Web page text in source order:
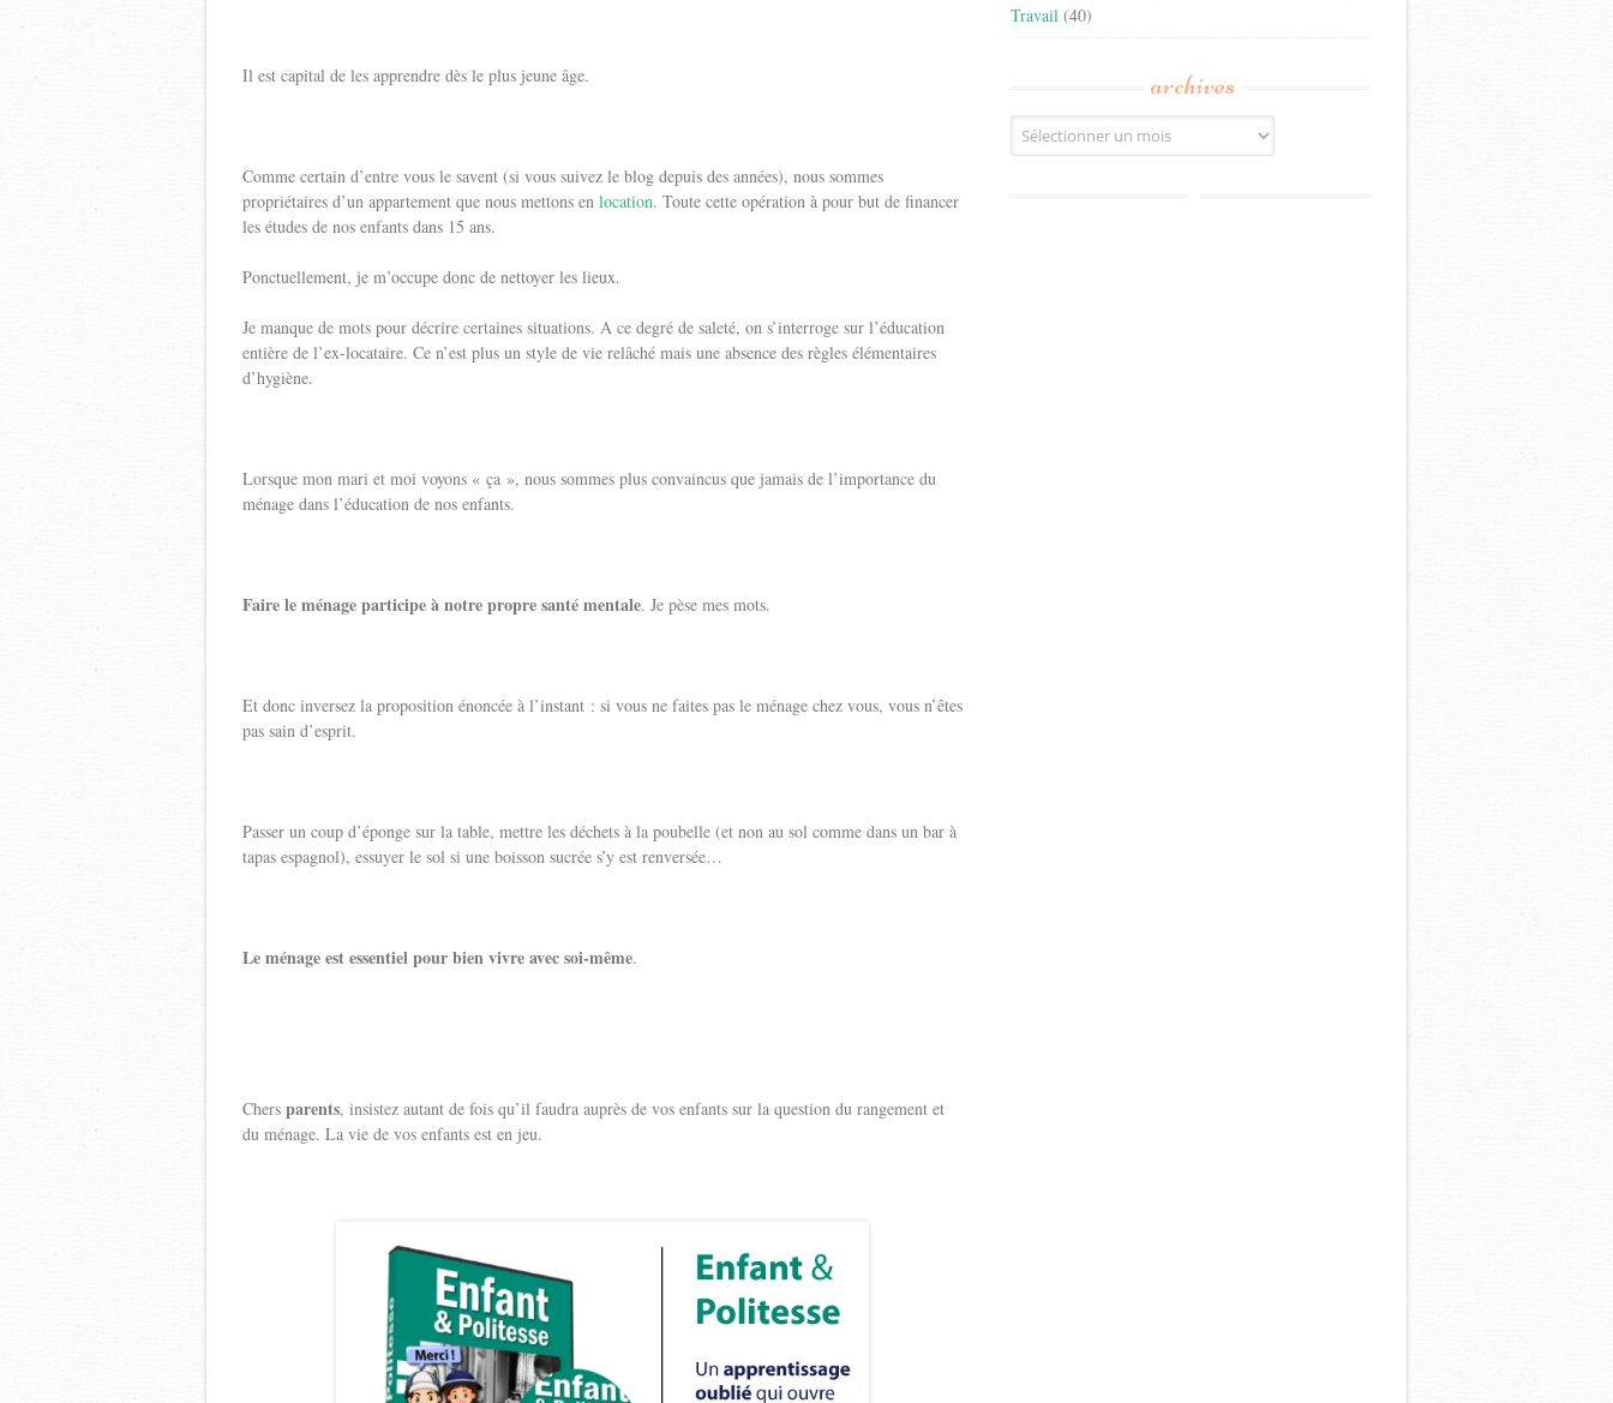
Il est capital de les apprendre dès le plus jeune âge.
Comme certain d’entre vous le savent (si vous suivez le blog depuis des années), nous sommes
propriétaires d’un appartement que nous mettons en location. Toute cette opération à pour but de financer
les études de nos enfants dans 15 ans.
Ponctuellement, je m’occupe donc de nettoyer les lieux.
Je manque de mots pour décrire certaines situations. A ce degré de saleté, on s’interroge sur l’éducation
entière de l’ex-locataire. Ce n’est plus un style de vie relâché mais une absence des règles élémentaires
d’hygiène.
Lorsque mon mari et moi voyons « ça », nous sommes plus convaincus que jamais de l’importance du
ménage dans l’éducation de nos enfants.
Faire le ménage participe à notre propre santé mentale. Je pèse mes mots.
Et donc inversez la proposition énoncée à l’instant : si vous ne faites pas le ménage chez vous, vous n’êtes
pas sain d’esprit.
Passer un coup d’éponge sur la table, mettre les déchets à la poubelle (et non au sol comme dans un bar à
tapas espagnol), essuyer le sol si une boisson sucrée s’y est renversée…
Le ménage est essentiel pour bien vivre avec soi-même.
Chers parents, insistez autant de fois qu’il faudra auprès de vos enfants sur la question du rangement et
du ménage. La vie de vos enfants est en jeu.
Travail (40)
archives
Archives